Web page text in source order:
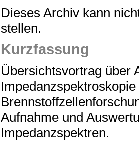
Dieses Archiv kann
stellen.
Kurzfassung
Übersichtsvortrag über
Aufnahme und
Impedanzspektren.